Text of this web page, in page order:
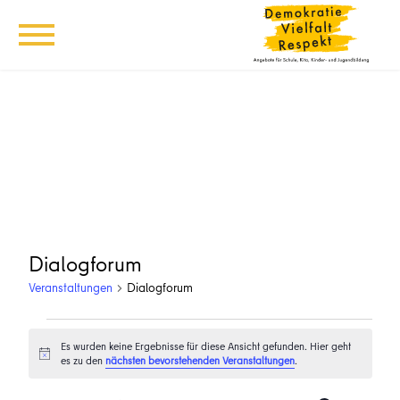
Dialogforum
Veranstaltungen Dialogforum
Hinweis
Es wurden keine Ergebnisse für diese Ansicht gefunden. Hier geht
es zu den nächsten bevorstehenden Veranstaltungen.